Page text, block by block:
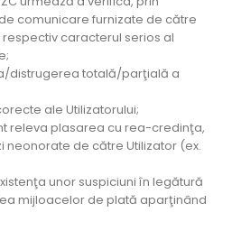
comunicare furnizate de către
caracterul serios al
distrugerea totală/parţială a
ale Utilizatorului;
releva plasarea cu rea-credinţa,
neonorate de către Utilizator (ex.
unor suspiciuni în legătură
mijloacelor de plată aparţinând